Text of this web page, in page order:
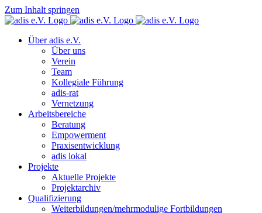
Zum Inhalt springen
Über adis e.V.
Über uns
Verein
Team
Kollegiale Führung
adis-rat
Vernetzung
Arbeitsbereiche
Beratung
Empowerment
Praxisentwicklung
adis lokal
Projekte
Aktuelle Projekte
Projektarchiv
Qualifizierung
Weiterbildungen/mehrmodulige Fortbildungen